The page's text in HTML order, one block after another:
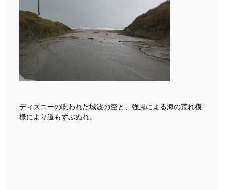
ディズニーの呪われた城波の空と、強風による海の荒れ模
様により道もずぶぬれ。